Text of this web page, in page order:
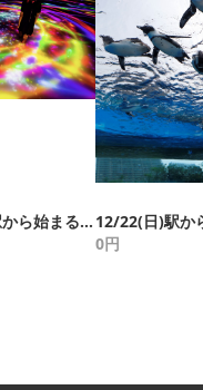
2/23(日・祝)駅から始まるさんぽ道2019特別編(豊洲)
0円